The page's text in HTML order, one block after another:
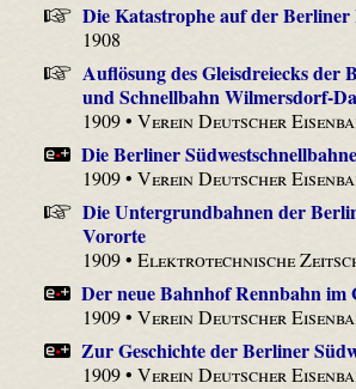
Die Katastrophe auf der Berliner
1908
Auflösung des Gleisdreiecks der
und Schnellbahn Wilmersdorf-
1909 •Verein Deutscher
Die Berliner
1909 •Verein Deutscher
Die Untergrundbahnen der
Vororte
1909 •Elektrotechnische
Der neue Bahnhof Rennbahn im
1909 •Verein Deutscher
Zur Geschichte der Berliner
1909 •Verein Deutscher